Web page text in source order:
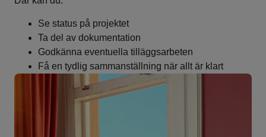
Se status på projektet
Ta del av dokumentation
Godkänna eventuella tilläggsarbeten
Få en tydlig sammanställning när allt är klart